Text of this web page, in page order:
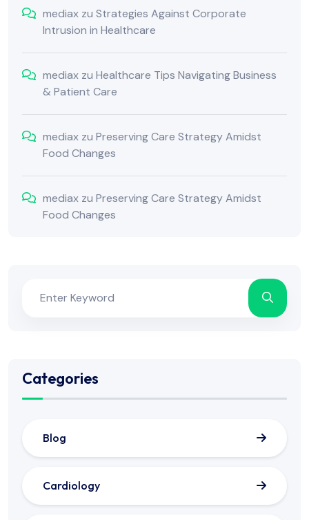
mediax zu Strategies Against Corporate
Intrusion in Healthcare
mediax zu Healthcare Tips Navigating Business
& Patient Care
mediax zu Preserving Care Strategy Amidst
Food Changes
mediax zu Preserving Care Strategy Amidst
Food Changes
Categories
Blog
Cardiology